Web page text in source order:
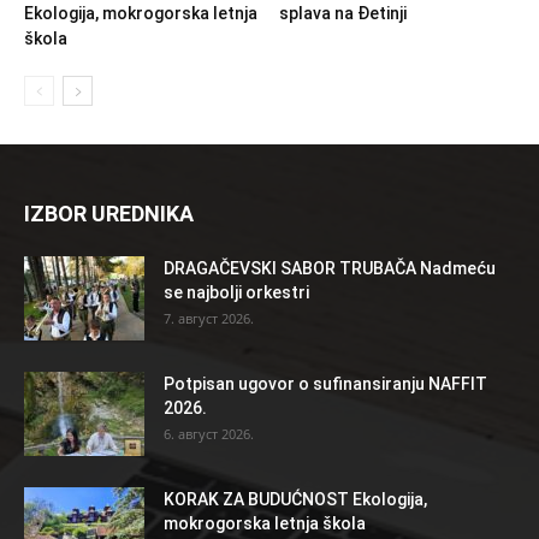
Ekologija, mokrogorska letnja
škola
splava na Đetinji
IZBOR UREDNIKA
DRAGAČEVSKI SABOR TRUBAČA Nadmeću
se najbolji orkestri
7. август 2026.
Potpisan ugovor o sufinansiranju NAFFIT
2026.
6. август 2026.
KORAK ZA BUDUĆNOST Ekologija,
mokrogorska letnja škola